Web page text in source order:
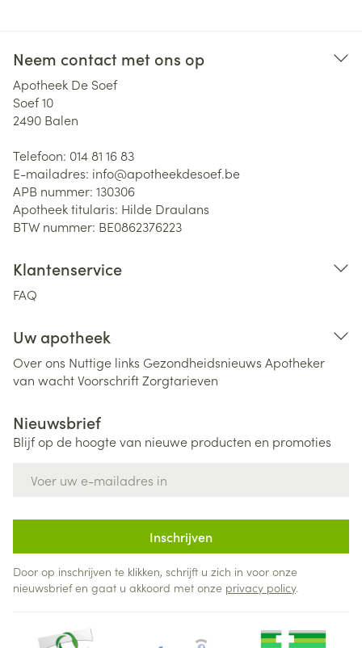
Neem contact met ons op
Apotheek De Soef
Soef 10
2490 Balen
Telefoon: 014 81 16 83
E-mailadres: info@apotheekdesoef.be
APB nummer: 130306
Apotheek titularis: Hilde Draulans
BTW nummer: BE0862376223
Klantenservice
FAQ
Uw apotheek
Over ons Nuttige links Gezondheidsnieuws Apotheker
van wachtVoorschriftZorgtarieven
Nieuwsbrief
Blijf op de hoogte van nieuwe producten en promoties
Inschrijven
Door op inschrijven te klikken, schrijft u zich in voor onze
nieuwsbrief en gaat u akkoord met onze privacy policy.